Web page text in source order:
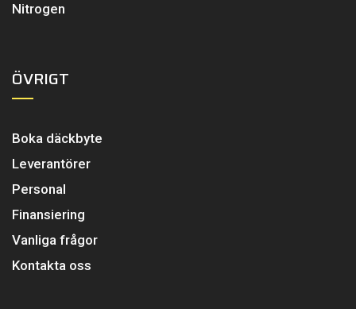
Nitrogen
ÖVRIGT
Boka däckbyte
Leverantörer
Personal
Finansiering
Vanliga frågor
Kontakta oss